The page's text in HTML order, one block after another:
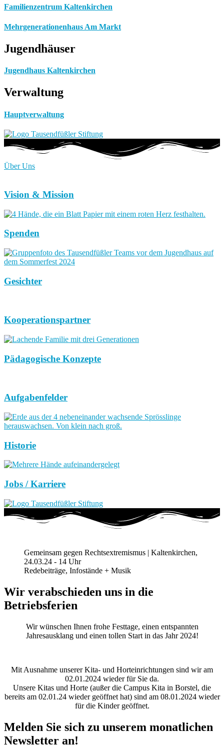
Familienzentrum Kaltenkirchen
Mehrgenerationenhaus Am Markt
Jugendhäuser
Jugendhaus Kaltenkirchen
Verwaltung
Hauptverwaltung
Über Uns
Vision & Mission
Spenden
Gesichter
Kooperationspartner
Pädagogische Konzepte
Aufgabenfelder
Historie
Jobs / Karriere
Gemeinsam gegen Rechtsextremismus | Kaltenkirchen,
24.03.24 - 14 Uhr
Redebeiträge, Infostände + Musik
Wir verabschieden uns in die
Betriebsferien
Wir wünschen Ihnen frohe Festtage, einen entspannten
Jahresausklang und einen tollen Start in das Jahr 2024!
Mit Ausnahme unserer Kita- und Horteinrichtungen sind wir am
02.01.2024 wieder für Sie da.
Unsere Kitas und Horte (außer die Campus Kita in Borstel, die
bereits am 02.01.24 wieder geöffnet hat) sind am 08.01.2024 wieder
für die Kinder geöffnet.
Melden Sie sich zu unserem monatlichen
Newsletter an!